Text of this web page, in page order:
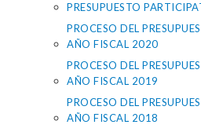
PRESUPUESTO
PROCESO DEL
AÑO FISCAL 2020
PROCESO DEL
AÑO FISCAL 2019
PROCESO DEL
AÑO FISCAL 2018